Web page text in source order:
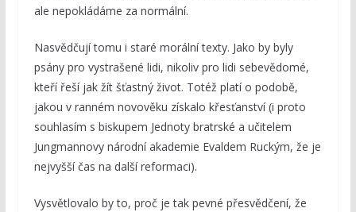
ale nepokládáme za normální.
Nasvědčují tomu i staré morální texty. Jako by byly
psány pro vystrašené lidi, nikoliv pro lidi sebevědomé,
kteří řeší jak žít šťastný život. Totéž platí o podobě,
jakou v ranném novověku získalo křesťanství (i proto
souhlasím s biskupem Jednoty bratrské a učitelem
Jungmannovy národní akademie Evaldem Ruckým, že je
nejvyšší čas na další reformaci).
Vysvětlovalo by to, proč je tak pevné přesvědčení, že